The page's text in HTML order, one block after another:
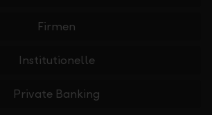
Firmen
Institutionelle
Private Banking